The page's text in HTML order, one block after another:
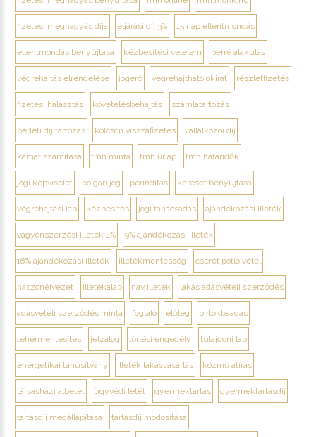
fizetési meghagyás díja eljárási díj 3% 15 nap ellentmondás
ellentmondás benyújtása kézbesítési vélelem perré alakulás
végrehajtás elrendelése jogerő végrehajtható okirat részletfizetés
fizetési halasztás követelésbehajtás számlatartozás
bérleti díj tartozás kölcsön visszafizetés vállalkozói díj
kamat számítása fmh minta fmh űrlap fmh határidők
jogi képviselet polgári jog perindítás kereset benyújtása
végrehajtási lap kézbesítés jogi tanácsadás ajándékozási illeték
vagyonszerzési illeték 4% 9% ajándékozási illeték
18% ajándékozási illeték illetékmentesség cserét pótló vétel
haszonélvezet illetékalap nav illeték lakás adásvételi szerződés
adásvételi szerződés minta foglaló előleg birtokbaadás
tehermentesítés jelzálog törlési engedély tulajdoni lap
energetikai tanúsítvány illeték lakásvásárlás közmű átírás
társasházi albetét ügyvédi letét gyermektartás gyermektartásdíj
tartásdíj megállapítása tartásdíj módosítása